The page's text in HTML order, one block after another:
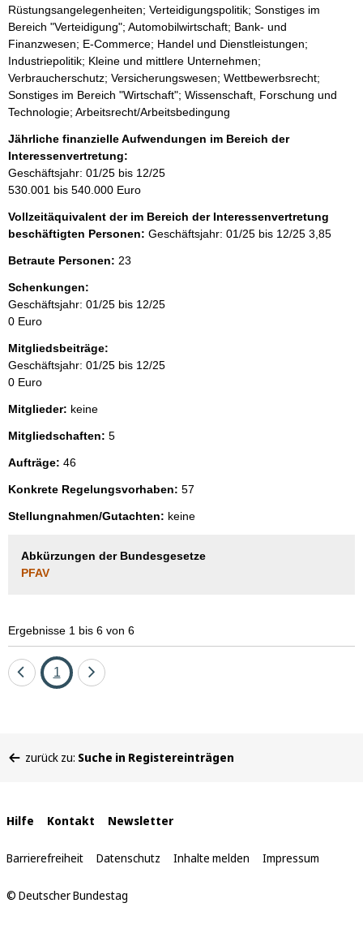
Rüstungsangelegenheiten; Verteidigungspolitik; Sonstiges im
Bereich "Verteidigung"; Automobilwirtschaft; Bank- und
Finanzwesen; E-Commerce; Handel und Dienstleistungen;
Industriepolitik; Kleine und mittlere Unternehmen;
Verbraucherschutz; Versicherungswesen; Wettbewerbsrecht;
Sonstiges im Bereich "Wirtschaft"; Wissenschaft, Forschung und
Technologie; Arbeitsrecht/Arbeitsbedingung
Jährliche finanzielle Aufwendungen im Bereich der
Interessenvertretung:
Geschäftsjahr: 01/25 bis 12/25
530.001 bis 540.000 Euro
Vollzeitäquivalent der im Bereich der Interessenvertretung
beschäftigten Personen: Geschäftsjahr: 01/25 bis 12/25 3,85
Betraute Personen: 23
Schenkungen:
Geschäftsjahr: 01/25 bis 12/25
0 Euro
Mitgliedsbeiträge:
Geschäftsjahr: 01/25 bis 12/25
0 Euro
Mitglieder: keine
Mitgliedschaften: 5
Aufträge: 46
Konkrete Regelungsvorhaben: 57
Stellungnahmen/Gutachten: keine
Abkürzungen der Bundesgesetze
PFAV
Ergebnisse 1 bis 6 von 6
EineSeite
1
Eine
befinden
zurück zu: Suche in Registereinträgen
Interne
Links
Hilfe Kontakt Newsletter
Barrierefreiheit Datenschutz Inhalte melden Impressum
© Deutscher Bundestag